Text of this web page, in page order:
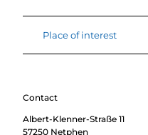
Place of interest
Contact
Albert-Klenner-Straße 11
57250 Netphen